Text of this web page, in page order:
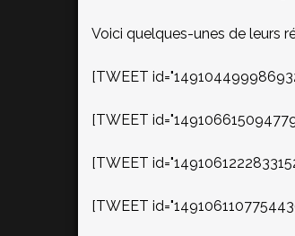
Voici quelques-unes de leurs
[TWEET
[TWEET
[TWEET
[TWEET